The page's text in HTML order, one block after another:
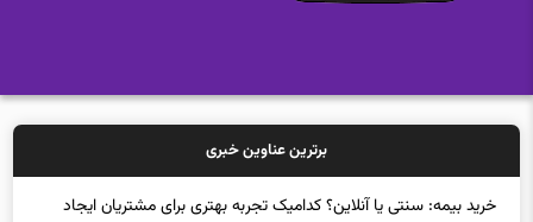
برترین عناوین خبری
خ